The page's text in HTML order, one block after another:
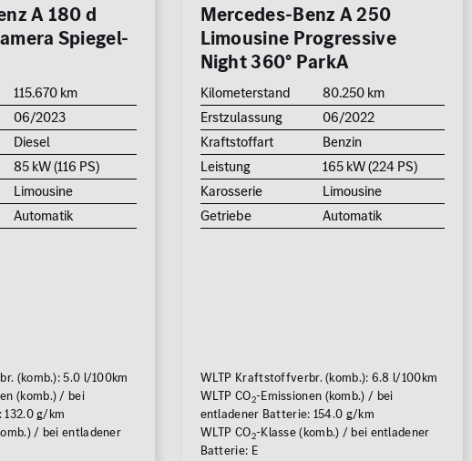
A 180 d
Spiegel-
115.670 km
06/2023
Diesel
85 kW (116 PS)
Limousine
Automatik
(komb.): 5.0 l/100km
(komb.) / bei
g/km
/ bei entladener
Mercedes-Benz A 250
Limousine Progressive
Night 360° ParkA
Kilometerstand
80.250 km
Erstzulassung
06/2022
Kraftstoffart
Benzin
Leistung
165 kW (224 PS)
Karosserie
Limousine
Getriebe
Automatik
WLTP Kraftstoffverbr. (komb.): 6.8 l/100km
WLTP CO2-Emissionen (komb.) / bei
entladener Batterie: 154.0 g/km
WLTP CO2-Klasse (komb.) / bei entladener
Batterie: E